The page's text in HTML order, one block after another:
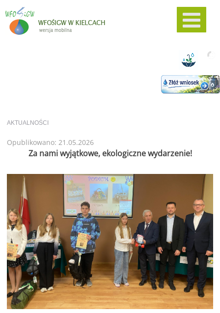
AKTUALNOŚCI
Opublikowano: 21.05.2026
Za nami wyjątkowe, ekologiczne wydarzenie!